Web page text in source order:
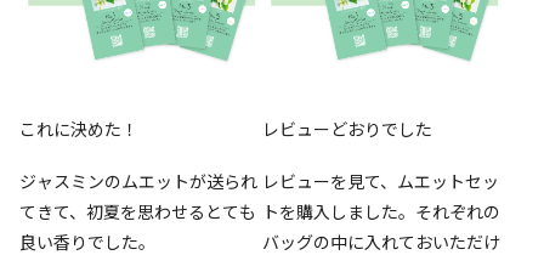
ショックでした（ ; ; ）再販楽し
みに待っています。
りが続いていて、good！
｢No.1～3はアロマオイル、
No.5は香水が染み込ませてあ
てあるので納得せざるを得ない
ですが)。それよりも個人的に
一番気になった…というか残念
だった点は、
これに決めた！
ジャスミンのムエットが送られ
てきて、初夏を思わせるとても
良い香りでした。
レビューどおりでした
レビューを見て、ムエットセッ
トを購入しました。それぞれの
バッグの中に入れておいただけ